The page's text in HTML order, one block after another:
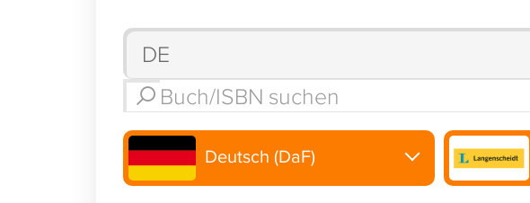
Deutsch (DaF)